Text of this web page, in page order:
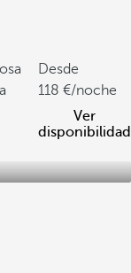
Desde
118
/noche
Ver
disponibilidad